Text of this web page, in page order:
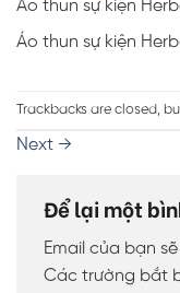
Áo thun sự kiện
Áo thun sự kiện
Trackbacks are closed,
Next →
Để lại một
Email của bạn
Các trường bắt